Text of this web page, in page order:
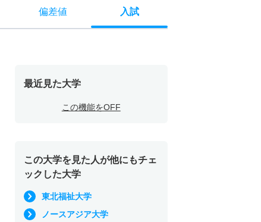
偏差値 入試
最近見た大学
この機能をOFF
この大学を見た人が他にもチェ
ックした大学
東北福祉大学
ノースアジア大学